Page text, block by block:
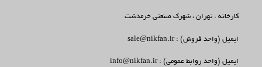
کارخانه : تهران ، شهرک صنعتی خرمدشت
ایمیل (واحد فروش) : sale@nikfan.ir
ایمیل (واحد روابط عمومی) : info@nikfan.ir